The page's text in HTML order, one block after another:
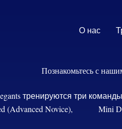
О нас
Познакомьтесь с
тренируются три
(Advanced Novice), Mini